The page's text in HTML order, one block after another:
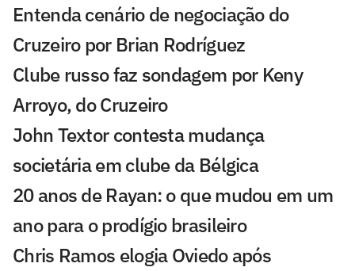
Entenda cenário de negociação do
Cruzeiro por Brian Rodríguez
Clube russo faz sondagem por Keny
Arroyo, do Cruzeiro
John Textor contesta mudança
societária em clube da Bélgica
20 anos de Rayan: o que mudou em um
ano para o prodígio brasileiro
Chris Ramos elogia Oviedo após